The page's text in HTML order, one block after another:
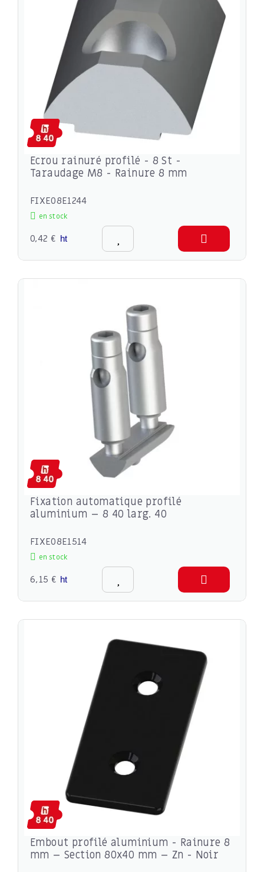
Ecrou rainuré profilé - 8 St -
Taraudage M8 - Rainure 8 mm
FIXE08E1244
en stock
0,42 € ht
Fixation automatique profilé
aluminium – 8 40 larg. 40
FIXE08E1514
en stock
6,15 € ht
Embout profilé aluminium - Rainure 8
mm – Section 80x40 mm – Zn - Noir